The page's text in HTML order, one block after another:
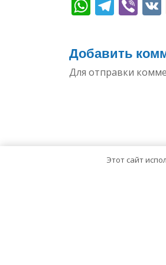
Добавить
Для отправки
Этот сайт